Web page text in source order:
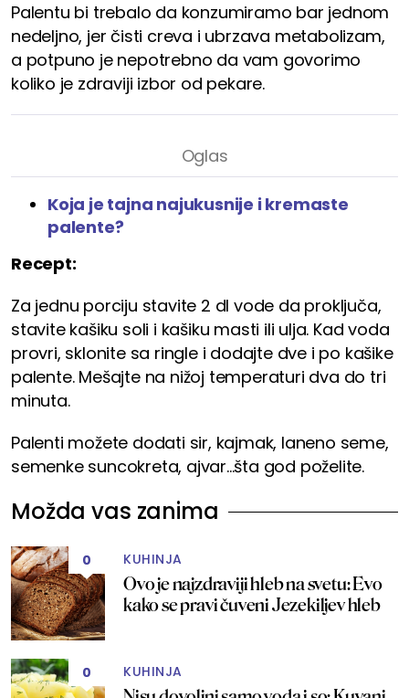
Palentu bi trebalo da konzumiramo bar jednom
nedeljno, jer čisti creva i ubrzava metabolizam,
a potpuno je nepotrebno da vam govorimo
koliko je zdraviji izbor od pekare.
Koja je tajna najukusnije i kremaste
palente?
Recept:
Za jednu porciju stavite 2 dl vode da proključa,
stavite kašiku soli i kašiku masti ili ulja. Kad voda
provri, sklonite sa ringle i dodajte dve i po kašike
palente. Mešajte na nižoj temperaturi dva do tri
minuta.
Palenti možete dodati sir, kajmak, laneno seme,
semenke suncokreta, ajvar...šta god poželite.
Možda vas zanima
0 KUHINJA
Ovo je najzdraviji hleb na svetu: Evo
kako se pravi čuveni Jezekiljev hleb
0 KUHINJA